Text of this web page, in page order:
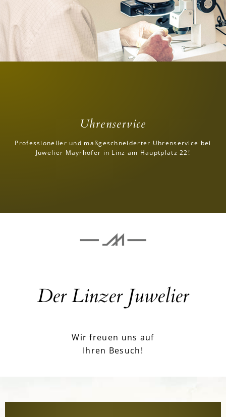
Uhrenservice
Professioneller und maßgeschneiderter Uhrenservice bei
Juwelier Mayrhofer in Linz am Hauptplatz 22!
Der Linzer Juwelier
Wir freuen uns auf
Ihren Besuch!